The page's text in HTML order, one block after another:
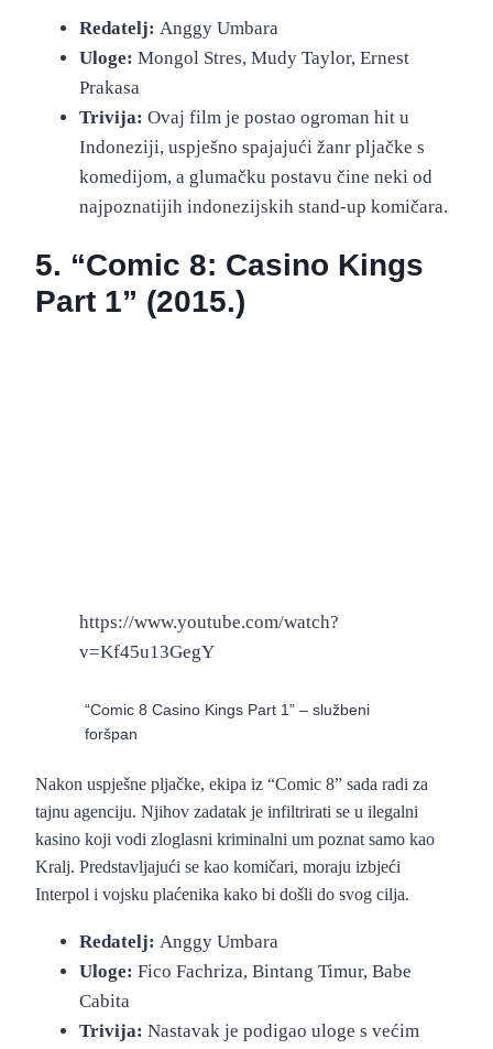
Redatelj: Anggy Umbara
Uloge: Mongol Stres, Mudy Taylor, Ernest
Prakasa
Trivija: Ovaj film je postao ogroman hit u
Indoneziji, uspješno spajajući žanr pljačke s
komedijom, a glumačku postavu čine neki od
najpoznatijih indonezijskih stand-up komičara.
5. “Comic 8: Casino Kings
Part 1” (2015.)
https://www.youtube.com/watch?
v=Kf45u13GegY
“Comic 8 Casino Kings Part 1” – službeni
foršpan
Nakon uspješne pljačke, ekipa iz “Comic 8” sada radi za
tajnu agenciju. Njihov zadatak je infiltrirati se u ilegalni
kasino koji vodi zloglasni kriminalni um poznat samo kao
Kralj. Predstavljajući se kao komičari, moraju izbjeći
Interpol i vojsku plaćenika kako bi došli do svog cilja.
Redatelj: Anggy Umbara
Uloge: Fico Fachriza, Bintang Timur, Babe
Cabita
Trivija: Nastavak je podigao uloge s većim